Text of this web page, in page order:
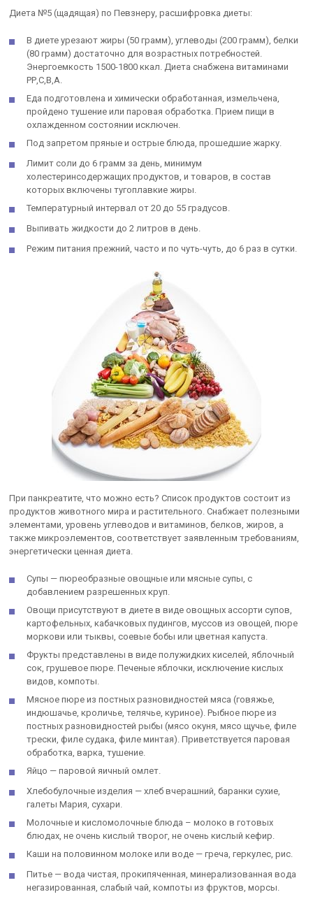
Диета №5 (щадящая) по Певзнеру, расшифровка диеты:
В диете урезают жиры (50 грамм), углеводы (200 грамм), белки
(80 грамм) достаточно для возрастных потребностей.
Энергоемкость 1500-1800 ккал. Диета снабжена витаминами
РР,С,В,А.
Еда подготовлена и химически обработанная, измельчена,
пройдено тушение или паровая обработка. Прием пищи в
охлажденном состоянии исключен.
Под запретом пряные и острые блюда, прошедшие жарку.
Лимит соли до 6 грамм за день, минимум
холестеринсодержащих продуктов, и товаров, в состав
которых включены тугоплавкие жиры.
Температурный интервал от 20 до 55 градусов.
Выпивать жидкости до 2 литров в день.
Режим питания прежний, часто и по чуть-чуть, до 6 раз в сутки.
При панкреатите, что можно есть? Список продуктов состоит из
продуктов животного мира и растительного. Снабжает полезными
элементами, уровень углеводов и витаминов, белков, жиров, а
также микроэлементов, соответствует заявленным требованиям,
энергетически ценная диета.
Супы — пюреобразные овощные или мясные супы, с
добавлением разрешенных круп.
Овощи присутствуют в диете в виде овощных ассорти супов,
картофельных, кабачковых пудингов, муссов из овощей, пюре
моркови или тыквы, соевые бобы или цветная капуста.
Фрукты представлены в виде полужидких киселей, яблочный
сок, грушевое пюре. Печеные яблочки, исключение кислых
видов, компоты.
Мясное пюре из постных разновидностей мяса (говяжье,
индюшачье, кроличье, телячье, куриное). Рыбное пюре из
постных разновидностей рыбы (мясо окуня, мясо щучье, филе
трески, филе судака, филе минтая). Приветствуется паровая
обработка, варка, тушение.
Яйцо — паровой яичный омлет.
Хлебобулочные изделия — хлеб вчерашний, баранки сухие,
галеты Мария, сухари.
Молочные и кисломолочные блюда – молоко в готовых
блюдах, не очень кислый творог, не очень кислый кефир.
Каши на половинном молоке или воде — греча, геркулес, рис.
Питье — вода чистая, прокипяченная, минерализованная вода
негазированная, слабый чай, компоты из фруктов, морсы.